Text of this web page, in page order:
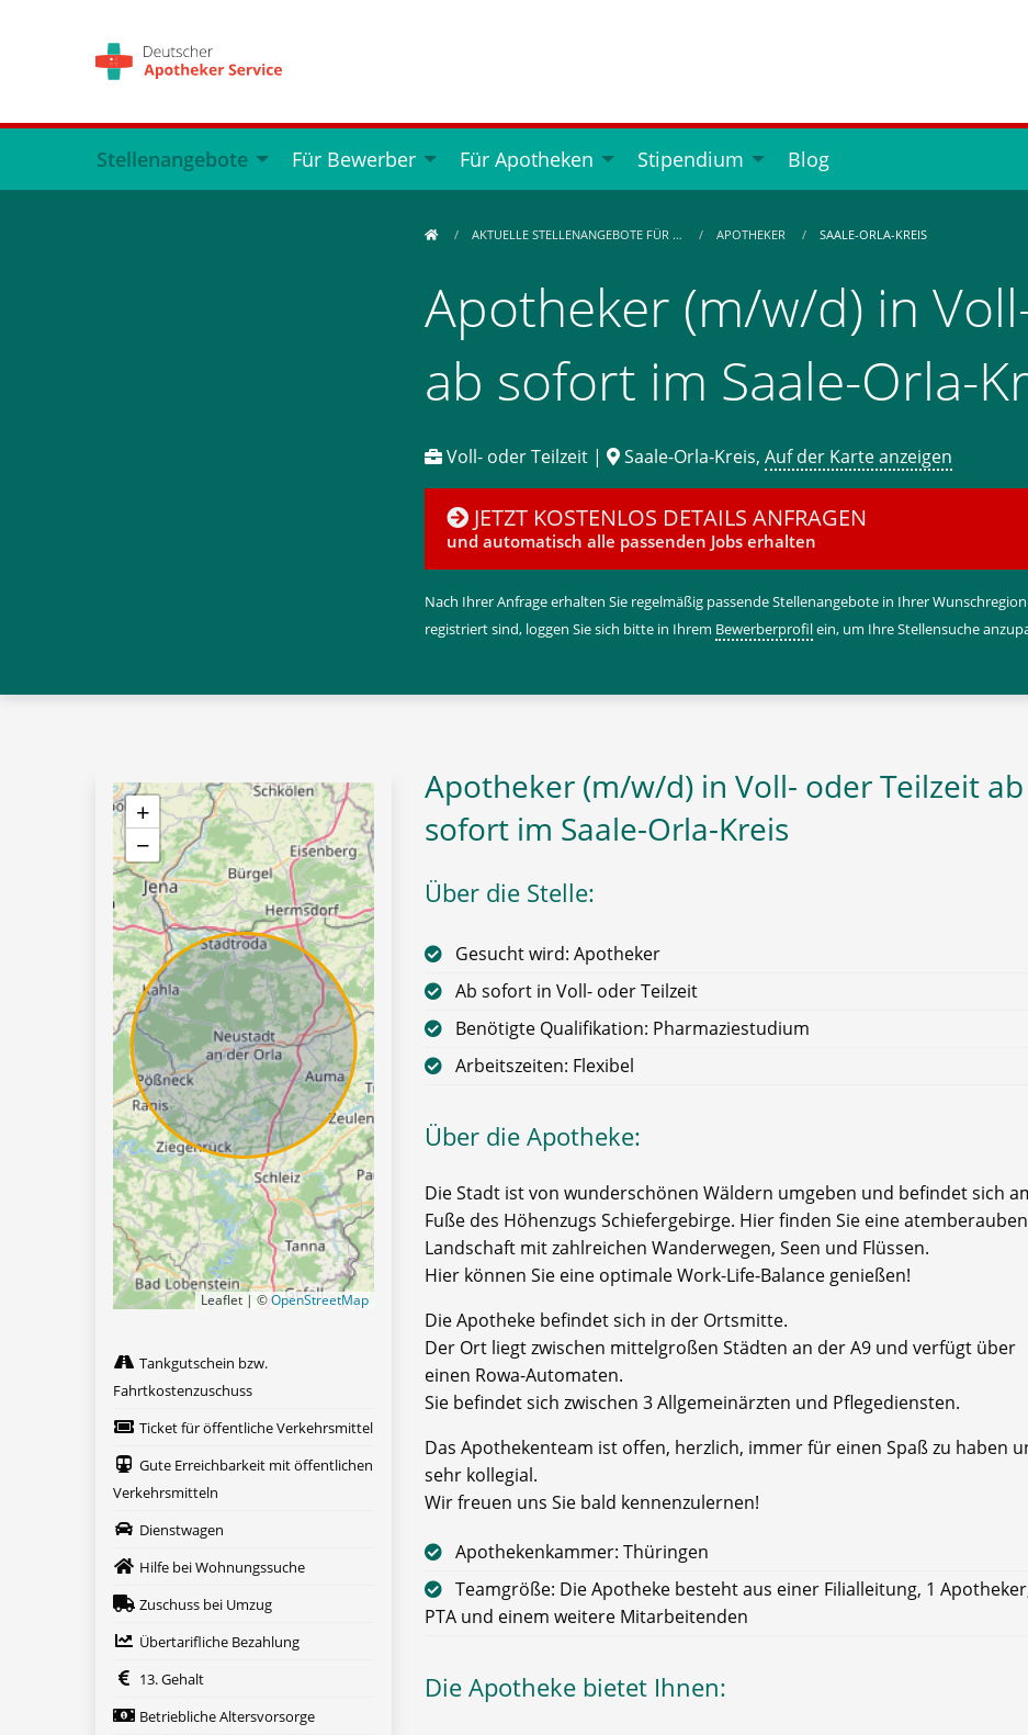
Stellenangebote Für Bewerber Für Apotheken Stipendium Blog
AKTUELLE STELLENANGEBOTE FÜR … APOTHEKER SAALE-ORLA-KREIS
Apotheker (m/w/d) in
ab sofort im Saale-Orla-
Voll- oder Teilzeit | Saale-Orla-Kreis, Auf der Karte anzeigen
JETZT KOSTENLOS DETAILS ANFRAGEN
und automatisch alle passenden Jobs erhalten
Nach Ihrer Anfrage erhalten Sie regelmäßig passende Stellenangebote in Ihrer
registriert sind, loggen Sie sich bitte in Ihrem Bewerberprofilein, um Ihre Stellensuche
Apotheker (m/w/d) in Voll- oder Teilzeit ab
sofort im Saale-Orla-Kreis
Über die Stelle:
Gesucht wird: Apotheker
Ab sofort in Voll- oder Teilzeit
Benötigte Qualifikation: Pharmaziestudium
Arbeitszeiten: Flexibel
Über die Apotheke:
Die Stadt ist von wunderschönen Wäldern umgeben und befindet sich
Fuße des Höhenzugs Schiefergebirge. Hier finden Sie eine
Landschaft mit zahlreichen Wanderwegen, Seen und Flüssen.
Hier können Sie eine optimale Work-Life-Balance genießen!
Die Apotheke befindet sich in der Ortsmitte.
Der Ort liegt zwischen mittelgroßen Städten an der A9 und verfügt über
einen Rowa-Automaten.
Sie befindet sich zwischen 3 Allgemeinärzten und Pflegediensten.
Das Apothekenteam ist offen, herzlich, immer für einen Spaß zu haben
sehr kollegial.
Wir freuen uns Sie bald kennenzulernen!
Apothekenkammer: Thüringen
Teamgröße: Die Apotheke besteht aus einer Filialleitung, 1
PTA und einem weitere Mitarbeitenden
Die Apotheke bietet Ihnen:
+
−
Leaflet | ©OpenStreetMap
Tankgutschein bzw.
Fahrtkostenzuschuss
Ticket für öffentliche Verkehrsmittel
Gute Erreichbarkeit mit öffentlichen
Verkehrsmitteln
Dienstwagen
Hilfe bei Wohnungssuche
Zuschuss bei Umzug
Übertarifliche Bezahlung
13. Gehalt
Betriebliche Altersvorsorge